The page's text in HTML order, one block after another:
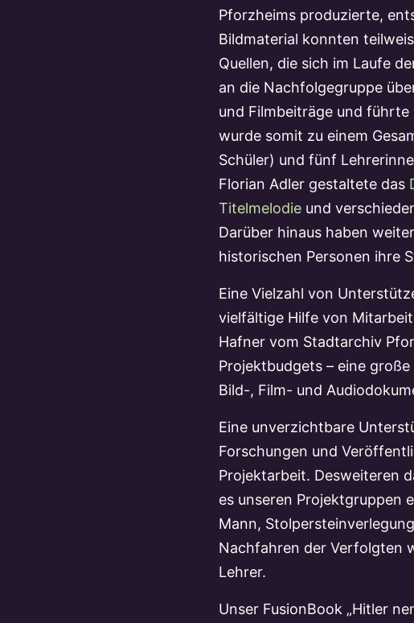
Pforzheims produzierte,
Bildmaterial konnten
Quellen, die sich im Laufe
an die Nachfolgegruppe
und Filmbeiträge und
wurde somit zu einem
Schüler) und fünf
Florian Adler gestaltete das
Titelmelodie und
Darüber hinaus haben
historischen Personen ihre
Eine Vielzahl von
vielfältige Hilfe von
Hafner vom Stadtarchiv
Projektbudgets – eine
Bild-, Film- und
Eine unverzichtbare
Forschungen und
Projektarbeit. Desweiteren
es unseren Projektgruppen
Mann,
Nachfahren der Verfolgten
Lehrer.
Unser FusionBook „Hitler